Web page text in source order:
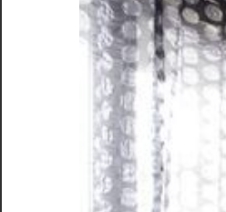
る、
選
最
事